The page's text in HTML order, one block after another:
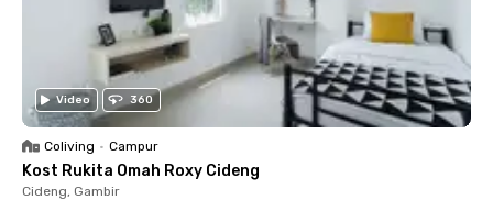
Video 360
Coliving • Campur
Kost Rukita Omah Roxy Cideng
Cideng, Gambir